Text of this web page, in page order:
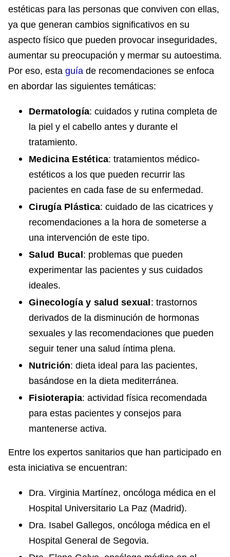
estéticas para las personas que conviven con ellas,
ya que generan cambios significativos en su
aspecto físico que pueden provocar inseguridades,
aumentar su preocupación y mermar su autoestima.
Por eso, esta guía de recomendaciones se enfoca
en abordar las siguientes temáticas:
Dermatología: cuidados y rutina completa de
la piel y el cabello antes y durante el
tratamiento.
Medicina Estética: tratamientos médico-
estéticos a los que pueden recurrir las
pacientes en cada fase de su enfermedad.
Cirugía Plástica: cuidado de las cicatrices y
recomendaciones a la hora de someterse a
una intervención de este tipo.
Salud Bucal : problemas que pueden
experimentar las pacientes y sus cuidados
ideales.
Ginecología y salud sexual : trastornos
derivados de la disminución de hormonas
sexuales y las recomendaciones que pueden
seguir tener una salud íntima plena.
Nutrición: dieta ideal para las pacientes,
basándose en la dieta mediterránea.
Fisioterapia: actividad física recomendada
para estas pacientes y consejos para
mantenerse activa.
Entre los expertos sanitarios que han participado en
esta iniciativa se encuentran:
Dra. Virginia Martínez, oncóloga médica en el
Hospital Universitario La Paz (Madrid).
Dra. Isabel Gallegos, oncóloga médica en el
Hospital General de Segovia.